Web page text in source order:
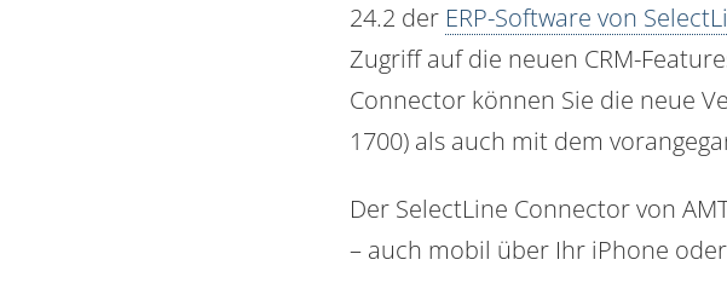
24.2 der ERP-Software von
Zugriff auf die neuen CRM-
Connector können Sie die neue
1700) als auch mit dem
Der SelectLine Connector von
– auch mobil über Ihr iPhone